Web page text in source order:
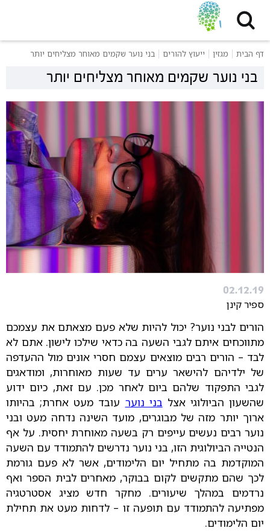
דף הבית מגזין ייעוץ להורים בני נוער שקמים מאוחר מצליחים יותר
בני נוער שקמים מאוחר מצליחים יותר
02.12.19
ספיר קינן
הורים לבני נוער? יכול להיות שלא פעם מצאתם את עצמכם
מתווכחים איתם לגבי השעה בה כדאי שילכו לישון. אתם לא
לבד – הורים רבים מוצאים עצמם חסרי אונים מול ההעדפה
של ילדיהם להישאר ערים עד שעות מאוחרות, ומודאגים
לגבי התפקוד שלהם ביום לאחר מכן. עם זאת, כיום ידוע
שהשעון הביולוגי אצל בני נוער עובד מעט אחרת; בהיותו
ארוך יותר מזה של מבוגרים, מועד השינה נדחה מעט ובני
נוער רבים נעשים עייפים רק בשעה מאוחרת יחסית. על אף
הנטייה הביולוגית הזו, בני נוער נדרשים להתמודד עם השעה
המוקדמת בה מתחיל יום הלימודים, אשר לא פעם גורמת
לכך שהם מתקשים לקום בבוקר, מאחרים לבית הספר ואף
נרדמים במהלך שיעורים. מחקר חדש מציג אסטרטגיה
מפתיעה להתמודד עם תופעה זו – לדחות מעט את תחילת
יום הלימודים.